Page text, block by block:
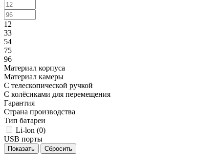
12
33
54
75
96
Материал корпуса
Материал камеры
С телескопической ручкой
С колёсиками для перемещения
Гарантия
Страна производства
Тип батареи
Li-lon (0)
USB порты
Сбросить